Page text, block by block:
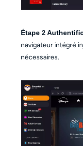
Étape 2
navigateur intégré
nécessaires.